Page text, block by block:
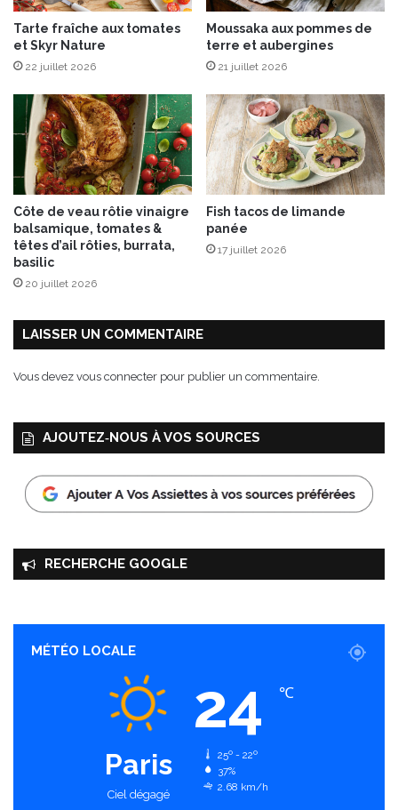
”
s
a
d
u
p
r
i
m
p
Tarte fraîche aux tomates
et Skyr Nature
22 juillet 2026
Moussaka aux pommes de
terre et aubergines
21 juillet 2026
Côte de veau rôtie vinaigre
balsamique, tomates &
têtes d’ail rôties, burrata,
basilic
20 juillet 2026
Fish tacos de limande
panée
17 juillet 2026
LAISSER UN COMMENTAIRE
Vous devez vous connecter pour publier un commentaire.
AJOUTEZ‑NOUS À VOS SOURCES
RECHERCHE GOOGLE
MÉTÉO LOCALE
Paris
Ciel dégagé
24 ℃
25º - 22º
37%
2.68 km/h